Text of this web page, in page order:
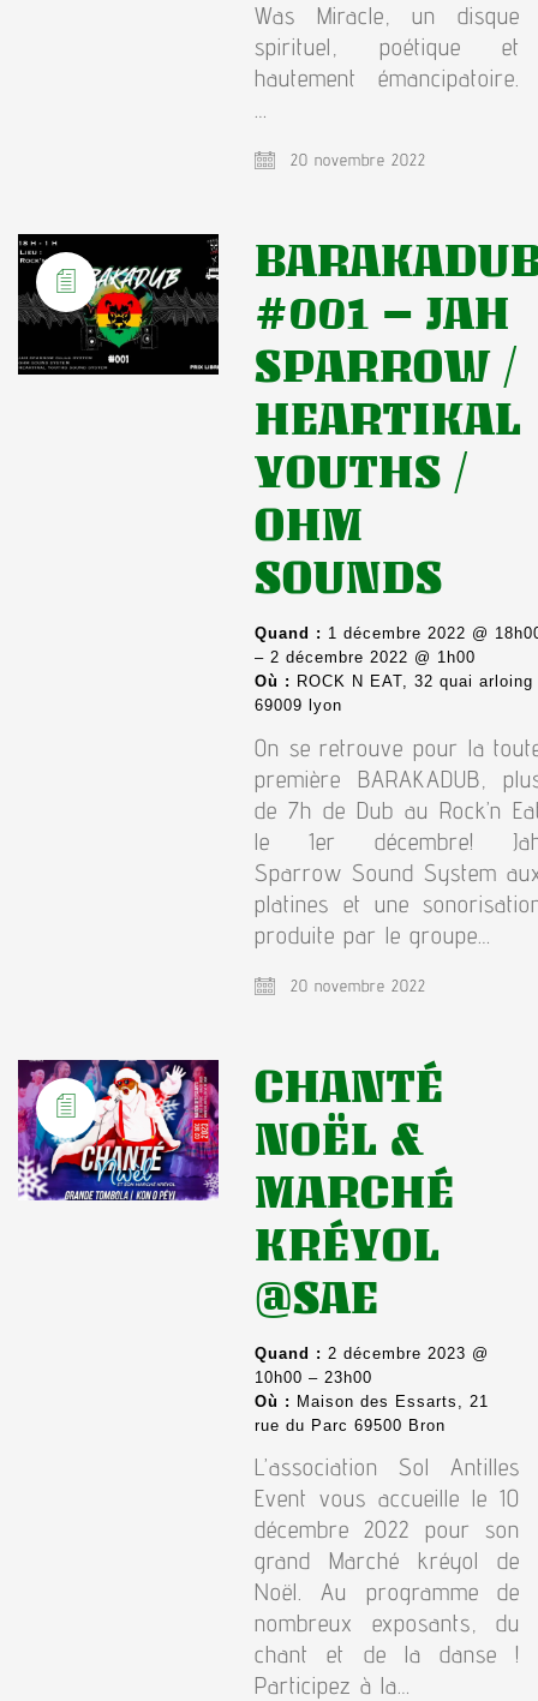
Was Miracle, un disque
spirituel, poétique et
hautement émancipatoire.
…
20 novembre 2022
#001 – JAH
SPARROW /
HEARTIKAL
YOUTHS /
OHM
SOUNDS
Quand : 1 décembre 2022 @
– 2 décembre 2022 @ 1h00
Où : ROCK N EAT, 32 quai arloing
69009 lyon
On se retrouve pour la
première BARAKADUB,
de 7h de Dub au Rock’n
le 1er décembre!
Sparrow Sound System
platines et une
produite par le groupe…
20 novembre 2022
CHANTÉ
NOËL &
MARCHÉ
KRÉYOL
@SAE
Quand : 2 décembre 2023 @
10h00 – 23h00
Où : Maison des Essarts, 21
rue du Parc 69500 Bron
L’association Sol Antilles
Event vous accueille le 10
décembre 2022 pour son
grand Marché kréyol de
Noël. Au programme de
nombreux exposants, du
chant et de la danse !
Participez à la…